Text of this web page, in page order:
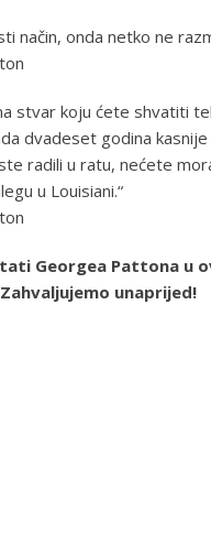
način, onda netko ne
stvar koju ćete shvatiti
dvadeset godina
radili u ratu, nećete
u Louisiani.“
Georgea Pattona u
unaprijed!